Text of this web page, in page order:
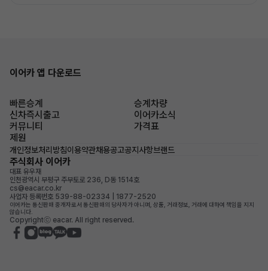
이어카 앱 다운로드
빠른승계
승계차량
신차즉시출고
이어카소식
커뮤니티
가격표
제원
개인정보처리방침이용약관채용공고공지사항브랜드
주식회사 이어카
대표 유우재
인천광역시 부평구 주부토로 236, D동 1514호
cs@eacar.co.kr
사업자 등록번호 539-88-02334 | 1877-2520
이어카는 통신판매 중개자로서 통신판매의 당사자가 아니며, 상품, 거래정보, 거래에 대하여 책임을 지지
않습니다.
Copyrightⓒ eacar. All right reserved.